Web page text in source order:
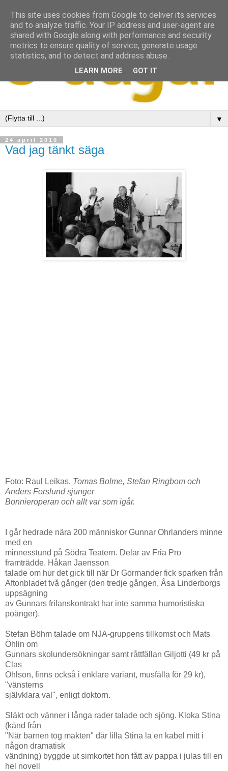
▼
24 april 2010
Vad jag tänkt säga
Foto: Raul Leikas. Tomas Bolme, Stefan Ringbom och
Anders Forslund sjunger
Bonnieroperan och allt var som igår.
I går hedrade nära 200 människor Gunnar Ohrlanders minne
med en
minnesstund på Södra Teatern. Delar av Fria Pro
framträdde. Håkan Jaensson
talade om hur det gick till när Dr Gormander fick sparken från
Aftonbladet två gånger (den tredje gången, Åsa Linderborgs
uppsägning
av Gunnars frilanskontrakt har inte samma humoristiska
poänger).
Stefan Böhm talade om NJA-gruppens tillkomst och Mats
Öhlin om
Gunnars skolundersökningar samt råttfällan Giljotti (49 kr på
Clas
Ohlson, finns också i enklare variant, musfälla för 29 kr),
"vänsterns
självklara val", enligt doktorn.
Släkt och vänner i långa rader talade och sjöng. Kloka Stina
(känd från
"När barnen tog makten" där lilla Stina la en kabel mitt i
någon dramatisk
vändning) byggde ut simkortet hon fått av pappa i julas till en
hel novell
This site uses cookies from Google to deliver its services
and to analyze traffic. Your IP address and user-agent are
shared with Google along with performance and security
metrics to ensure quality of service, generate usage
statistics, and to detect and address abuse.
LEARN MORE GOT IT